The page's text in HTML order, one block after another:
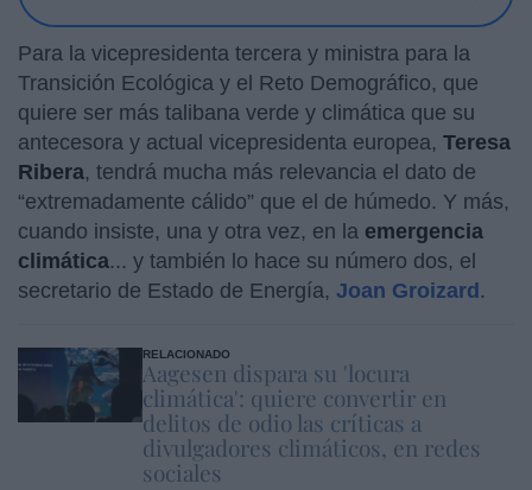
Para la vicepresidenta tercera y ministra para la
Transición Ecológica y el Reto Demográfico, que
quiere ser más talibana verde y climática que su
antecesora y actual vicepresidenta europea, Teresa
Ribera, tendrá mucha más relevancia el dato de
“extremadamente cálido” que el de húmedo. Y más,
cuando insiste, una y otra vez, en la emergencia
climática... y también lo hace su número dos, el
secretario de Estado de Energía, Joan Groizard .
RELACIONADO
Aagesen dispara su 'locura
climática': quiere convertir en
delitos de odio las críticas a
divulgadores climáticos, en redes
sociales